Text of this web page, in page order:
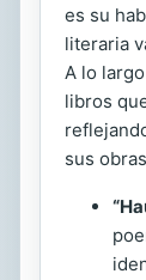
es su
literaria
A lo
libros
sus